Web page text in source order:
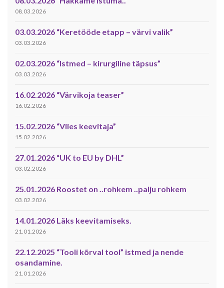
08.03.2026
03.03.2026 “Keretööde etapp – värvi valik”
03.03.2026
02.03.2026 “Istmed – kirurgiline täpsus”
03.03.2026
16.02.2026 “Värvikoja teaser”
16.02.2026
15.02.2026 “Viies keevitaja”
15.02.2026
27.01.2026 “UK to EU by DHL”
03.02.2026
25.01.2026 Roostet on ..rohkem ..palju rohkem
03.02.2026
14.01.2026 Läks keevitamiseks.
21.01.2026
22.12.2025 “Tooli kõrval tool” istmed ja nende
osandamine.
21.01.2026